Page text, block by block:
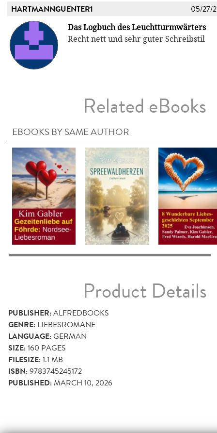
HARTMANNGUENTER1 05/27/
Das Logbuch des Leuchtturmwärters
Recht nett und sehr guter Schreibstil
Related eBooks
EBOOKS BY SAME AUTHOR
Product Details
PUBLISHER:ALFREDBOOKS
GENRE: LIEBESROMANE
LANGUAGE:GERMAN
SIZE:160 PAGES
FILESIZE:1.1 MB
ISBN:9783745245172
PUBLISHED:MARCH 10, 2026